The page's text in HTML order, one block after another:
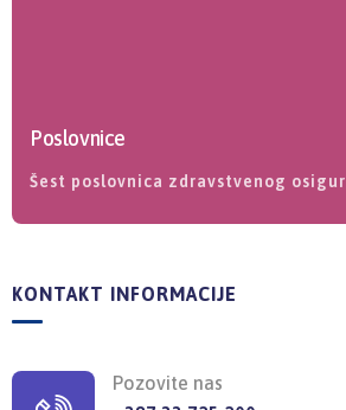
Poslovnice
Šest poslovnica zdravstvenog
KONTAKT INFORMACIJE
Pozovite nas